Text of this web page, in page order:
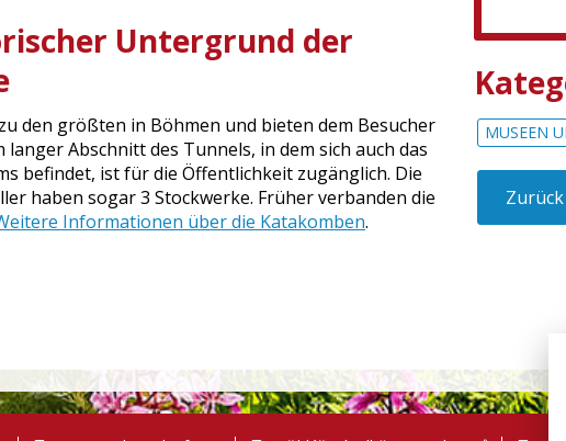
Untergrund der
den größten in Böhmen und bieten dem Besucher
Abschnitt des Tunnels, in dem sich auch das
befindet, ist für die Öffentlichkeit zugänglich. Die
haben sogar 3 Stockwerke. Früher verbanden die
Informationen über die Katakomben.
MUSEEN
Zurück